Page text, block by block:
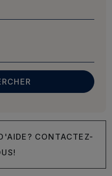
CONTACTEZ-